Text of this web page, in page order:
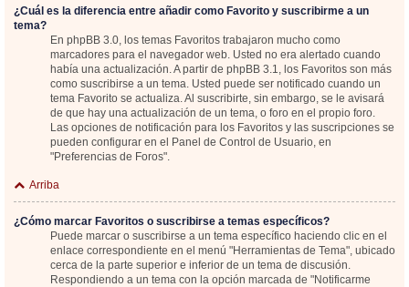
¿Cuál es la diferencia entre añadir como Favorito y suscribirme a un
tema?
En phpBB 3.0, los temas Favoritos trabajaron mucho como
marcadores para el navegador web. Usted no era alertado cuando
había una actualización. A partir de phpBB 3.1, los Favoritos son más
como suscribirse a un tema. Usted puede ser notificado cuando un
tema Favorito se actualiza. Al suscribirte, sin embargo, se le avisará
de que hay una actualización de un tema, o foro en el propio foro.
Las opciones de notificación para los Favoritos y las suscripciones se
pueden configurar en el Panel de Control de Usuario, en
"Preferencias de Foros".
Arriba
¿Cómo marcar Favoritos o suscribirse a temas específicos?
Puede marcar o suscribirse a un tema específico haciendo clic en el
enlace correspondiente en el menú "Herramientas de Tema", ubicado
cerca de la parte superior e inferior de un tema de discusión.
Respondiendo a un tema con la opción marcada de "Notificarme